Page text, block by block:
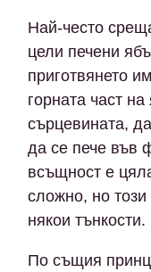
Най-често
цели печени
приготвянето
горната част
сърцевината,
да се пече във
всъщност е
сложно, но
някои тънкости.
По същия